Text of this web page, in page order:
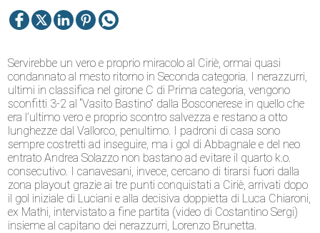
Servirebbe un vero e proprio miracolo al Ciriè, ormai quasi
condannato al mesto ritorno in Seconda categoria. I nerazzurri,
ultimi in classifica nel girone C di Prima categoria, vengono
sconfitti 3-2 al “Vasito Bastino” dalla Bosconerese in quello che
era l’ultimo vero e proprio scontro salvezza e restano a otto
lunghezze dal Vallorco, penultimo. I padroni di casa sono
sempre costretti ad inseguire, ma i gol di Abbagnale e del neo
entrato Andrea Solazzo non bastano ad evitare il quarto k.o.
consecutivo. I canavesani, invece, cercano di tirarsi fuori dalla
zona playout grazie ai tre punti conquistati a Ciriè, arrivati dopo
il gol iniziale di Luciani e alla decisiva doppietta di Luca Chiaroni,
ex Mathi, intervistato a fine partita (video di Costantino Sergi)
insieme al capitano dei nerazzurri, Lorenzo Brunetta.